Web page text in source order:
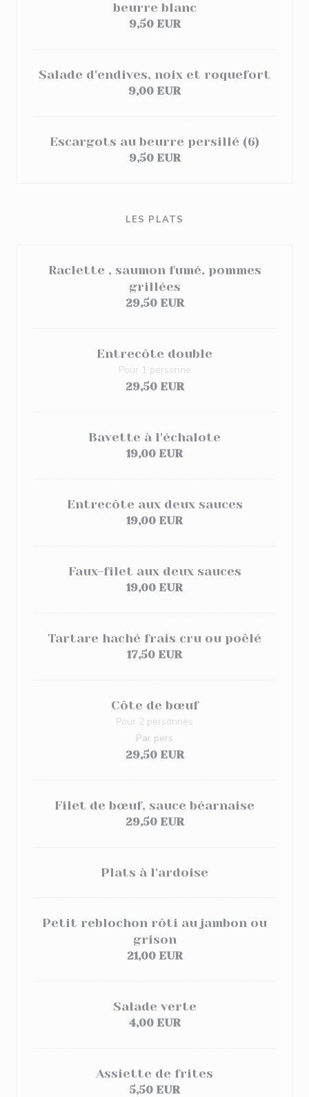
beurre blanc
9,50 EUR
Salade d'endives, noix et roquefort
9,00 EUR
Escargots au beurre persillé (6)
9,50 EUR
LES PLATS
Raclette , saumon fumé, pommes
grillées
29,50 EUR
Entrecôte double
Pour 1 personne
29,50 EUR
Bavette à l'échalote
19,00 EUR
Entrecôte aux deux sauces
19,00 EUR
Faux-filet aux deux sauces
19,00 EUR
Tartare haché frais cru ou poêlé
17,50 EUR
Côte de bœuf
Pour 2 personnes
29,50 EUR
Par pers
Filet de bœuf, sauce béarnaise
29,50 EUR
Plats à l'ardoise
Petit reblochon rôti au jambon ou
grison
21,00 EUR
Salade verte
4,00 EUR
Assiette de frites
5,50 EUR